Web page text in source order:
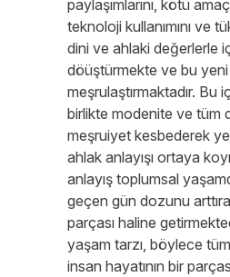
paylaşımlarını, kötü
teknoloji kullanımını ve
dini ve ahlaki değerlerle
döüştürmekte ve bu
meşrulaştırmaktadır. Bu
birlikte modenite ve tüm
meşruiyet kesbederek
ahlak anlayışı ortaya
anlayış toplumsal
geçen gün dozunu
parçası haline
yaşam tarzı, böylece
insan hayatının bir